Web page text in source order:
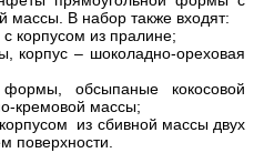
массы. В набор также входят:
корпусом из пралине;
корпус – шоколадно-ореховая
обсыпаные кокосовой
кремовой массы;
из сбивной массы двух
поверхности.